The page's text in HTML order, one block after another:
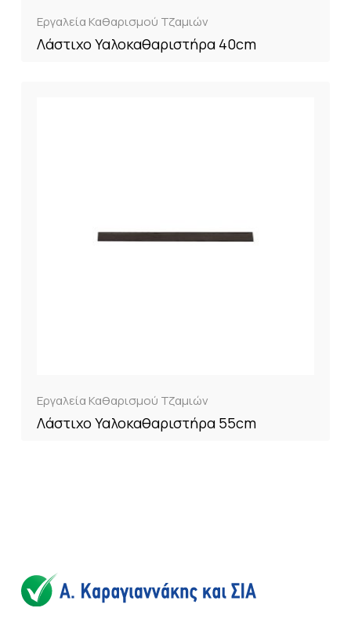
Εργαλεία Καθαρισμού Τζαμιών
Λάστιχο Υαλοκαθαριστήρα 40cm
Εργαλεία Καθαρισμού Τζαμιών
Λάστιχο Υαλοκαθαριστήρα 55cm